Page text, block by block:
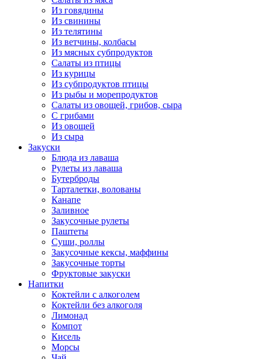
Из говядины
Из свинины
Из телятины
Из ветчины, колбасы
Из мясных субпродуктов
Салаты из птицы
Из курицы
Из субпродуктов птицы
Из рыбы и морепродуктов
Салаты из овощей, грибов, сыра
С грибами
Из овощей
Из сыра
Закуски
Блюда из лаваша
Рулеты из лаваша
Бутерброды
Тарталетки, волованы
Канапе
Заливное
Закусочные рулеты
Паштеты
Суши, роллы
Закусочные кексы, маффины
Закусочные торты
Фруктовые закуски
Напитки
Коктейли с алкоголем
Коктейли без алкоголя
Лимонад
Компот
Кисель
Морсы